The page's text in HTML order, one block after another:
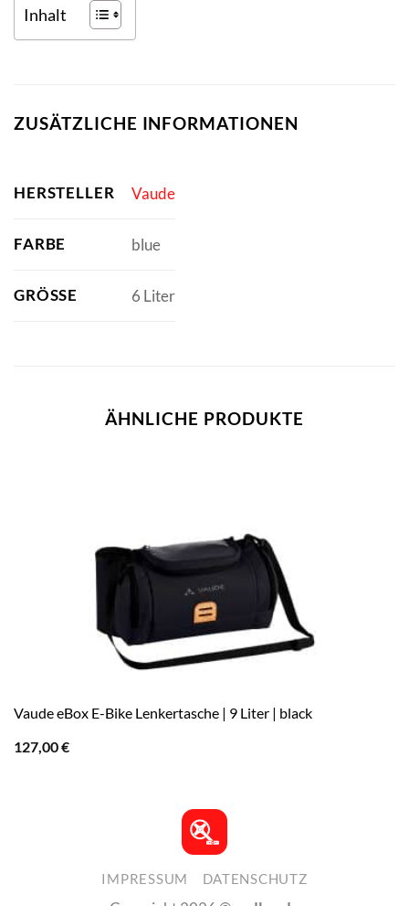
Inhalt
ZUSÄTZLICHE INFORMATIONEN
HERSTELLER Vaude
FARBE blue
GRÖSSE 6 Liter
ÄHNLICHE PRODUKTE
Vaude eBox E-Bike Lenkertasche | 9 Liter | black
127,00€
IMPRESSUM DATENSCHUTZ